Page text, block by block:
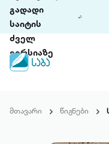
გადადი
საიტის
ძველ
ვერსიაზე
თინეთი 9
მთავარი წიგნები